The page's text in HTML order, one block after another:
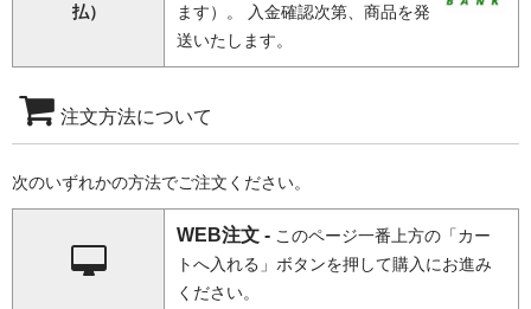
払）
ます）。 入金確認次第、商品を発
送いたします。
注文方法について
次のいずれかの方法でご注文ください。
WEB注文 - このページ一番上方の「カー
トへ入れる」ボタンを押して購入にお進み
ください。